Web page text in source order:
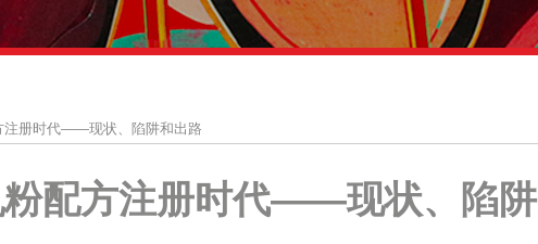
注册时代——现状、陷阱和出路
粉配方注册时代——现状、陷阱